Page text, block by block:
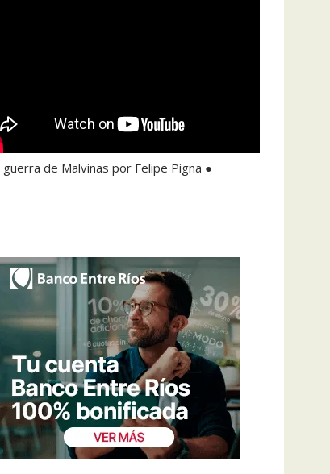
guerra de Malvinas por Felipe Pigna ●